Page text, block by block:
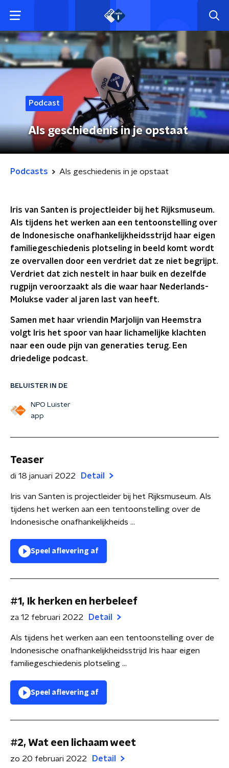
Podcast
Als geschiedenis in je opstaat
Podcasts Als geschiedenis in je opstaat
Iris van Santen is projectleider bij het Rijksmuseum.
Als tijdens het werken aan een tentoonstelling over
de Indonesische onafhankelijkheidsstrijd haar eigen
familiegeschiedenis plotseling in beeld komt wordt
ze overvallen door een verdriet dat ze niet begrijpt.
Verdriet dat zich nestelt in haar buik en dezelfde
rugpijn veroorzaakt als die waar haar Nederlands-
Molukse vader al jaren last van heeft.
Samen met haar vriendin Marjolijn van Heemstra
volgt Iris het spoor van haar lichamelijke klachten
naar een oude pijn van generaties terug. Een
driedelige podcast.
BELUISTER IN DE
NPO Luister
app
Teaser
di 18 januari 2022 Detail
Iris van Santen is projectleider bij het Rijksmuseum. Als
tijdens het werken aan een tentoonstelling over de
Indonesische onafhankelijkheids ...
Speel aflevering af
#1, Ik herken en herbeleef
za 12 februari 2022 Detail
Als tijdens het werken aan een tentoonstelling over de
Indonesische onafhankelijkheidsstrijd Iris haar eigen
familiegeschiedenis plotseling ...
Speel aflevering af
#2, Wat een lichaam weet
zo 20 februari 2022 Detail